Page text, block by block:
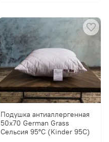
Подушка антиаллергенная
50х70 German Grass
Сельсия 95°C (Kinder 95C)